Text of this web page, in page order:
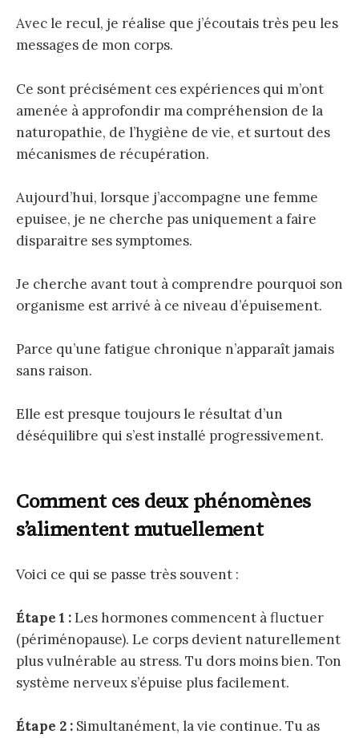
Avec le recul, je réalise que j’écoutais très peu les
messages de mon corps.
Ce sont précisément ces expériences qui m’ont
amenée à approfondir ma compréhension de la
naturopathie, de l’hygiène de vie, et surtout des
mécanismes de récupération.
Aujourd’hui, lorsque j’accompagne une femme
epuisee, je ne cherche pas uniquement a faire
disparaitre ses symptomes.
Je cherche avant tout à comprendre pourquoi son
organisme est arrivé à ce niveau d’épuisement.
Parce qu’une fatigue chronique n’apparaît jamais
sans raison.
Elle est presque toujours le résultat d’un
déséquilibre qui s’est installé progressivement.
Comment ces deux phénomènes
s’alimentent mutuellement
Voici ce qui se passe très souvent :
Étape 1 :Les hormones commencent à fluctuer
(périménopause). Le corps devient naturellement
plus vulnérable au stress. Tu dors moins bien. Ton
système nerveux s’épuise plus facilement.
Étape 2 : Simultanément, la vie continue. Tu as